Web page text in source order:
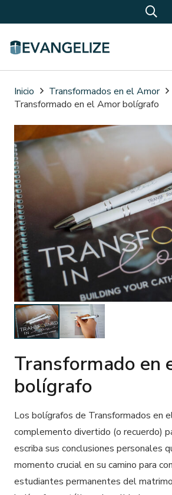
Inicio
Transformados en el Amor
Transformado en el Amor bolígrafo
Transformado en
bolígrafo
Los bolígrafos de Transformados en
complemento divertido (o recuerdo)
escriba sus conclusiones personales
momento crucial en su camino para
estudiantes permanentes del